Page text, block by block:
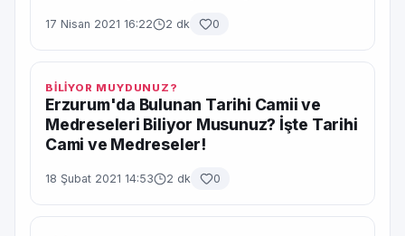
17 Nisan 2021 16:22 2 dk 0
BİLİYOR MUYDUNUZ?
Erzurum'da Bulunan Tarihi Camii ve
Medreseleri Biliyor Musunuz? İşte Tarihi
Cami ve Medreseler!
18 Şubat 2021 14:53 2 dk 0